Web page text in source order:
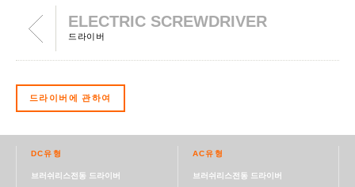
ELECTRIC SCREWDRIVER
드라이버
드라이버에 관하여
DC유형
브러쉬리스전동 드라이버
AC유형
브러쉬리스전동 드라이버